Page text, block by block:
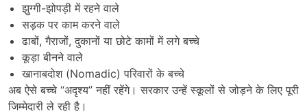
झुग्गी-झोपड़ी में रहने वाले
सड़क पर काम करने वाले
ढाबों, गैराजों, दुकानों या छोटे कामों में लगे बच्चे
कूड़ा बीनने वाले
खानाबदोश (Nomadic) परिवारों के बच्चे
अब ऐसे बच्चे “अदृश्य” नहीं रहेंगे। सरकार उन्हें स्कूलों से जोड़ने के लिए पूरी
जिम्मेदारी ले रही है।